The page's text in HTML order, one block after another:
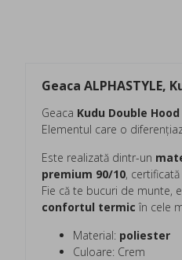
Geaca ALPHASTYLE,
Geaca Kudu Double
Elementul care o
Este realizată dintr-un
premium 90/10,
Fie că te bucuri de munte,
confortul termic în cele
Material: poliester
Culoare: Crem